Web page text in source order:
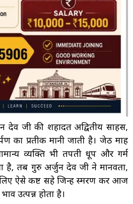
देव जी की शहादत अद्वितीय साहस,
का प्रतीक मानी जाती है। जेठ माह
व्यक्ति भी तपती धूप और गर्म
है, तब गुरु अर्जुन देव जी ने मानवता,
ऐसे कष्ट सहे जिन्हें स्मरण कर आज
उत्पन्न होता है।